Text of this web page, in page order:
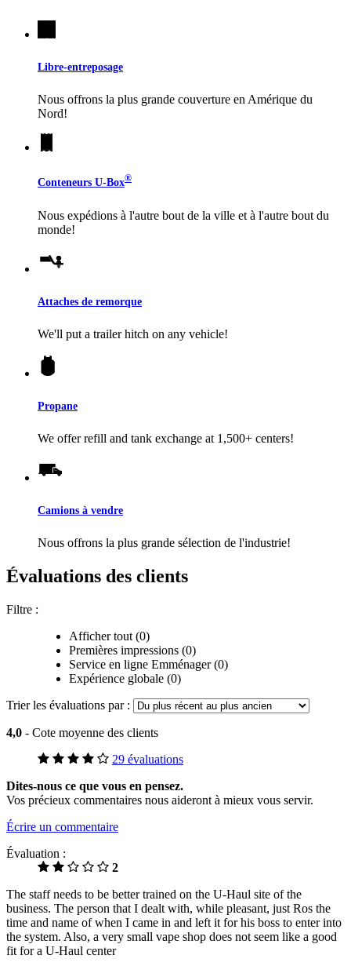
Libre-entreposage
Nous offrons la plus grande couverture en Amérique du
Nord!
Conteneurs U-Box®
Nous expédions à l'autre bout de la ville et à l'autre bout du
monde!
Attaches de remorque
We'll put a trailer hitch on any vehicle!
Propane
We offer refill and tank exchange at 1,500+ centers!
Camions à vendre
Nous offrons la plus grande sélection de l'industrie!
Évaluations des clients
Filtre :
Afficher tout (0)
Premières impressions (0)
Service en ligne Emménager (0)
Expérience globale (0)
Trier les évaluations par :
4,0 - Cote moyenne des clients
29 évaluations
Dites-nous ce que vous en pensez.
Vos précieux commentaires nous aideront à mieux vous servir.
Écrire un commentaire
Évaluation :
2
The staff needs to be better trained on the U-Haul site of the
business. The person that I dealt with, while pleasant, just Ros the
time and name of when I came in and left it for his boss to enter into
the system. Also, a very small vape shop does not seem like a good
fit for a U-Haul center